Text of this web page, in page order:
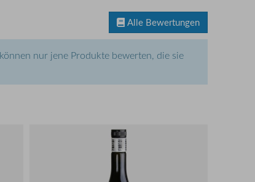
Alle Bewertungen
nur jene Produkte bewerten, die sie